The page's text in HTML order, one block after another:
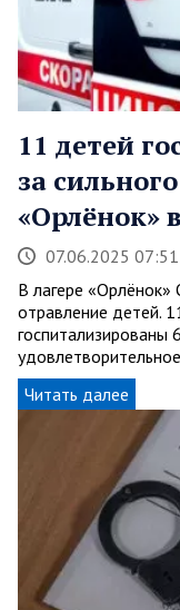
11 детей
за
«Орлёнок»
07.06.2025 07:51
В лагере
отравление детей.
госпитализированы
Читать далее